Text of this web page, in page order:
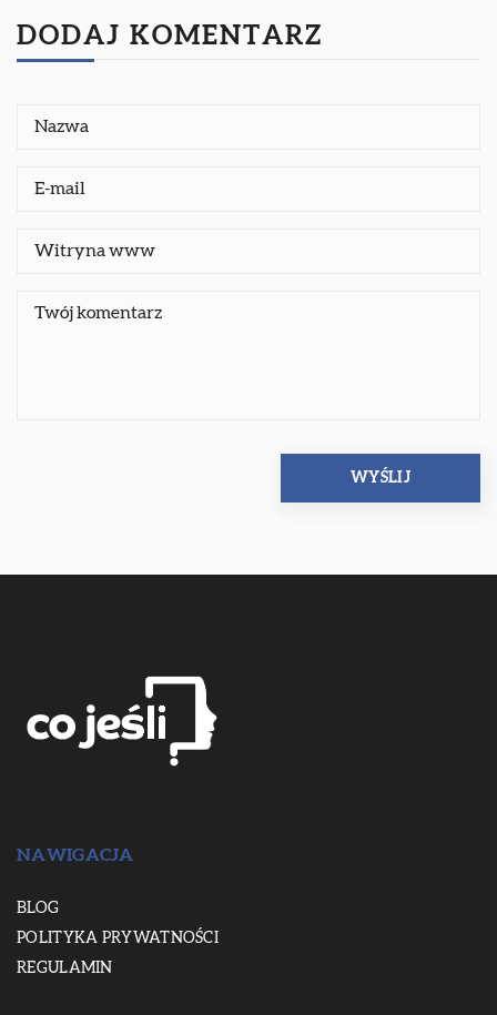
DODAJ KOMENTARZ
NAWIGACJA
BLOG
POLITYKA PRYWATNOŚCI
REGULAMIN